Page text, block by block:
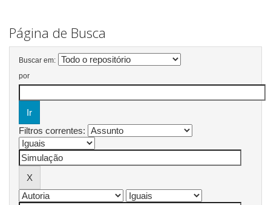
Página de Busca
Buscar em:
por
Filtros correntes: